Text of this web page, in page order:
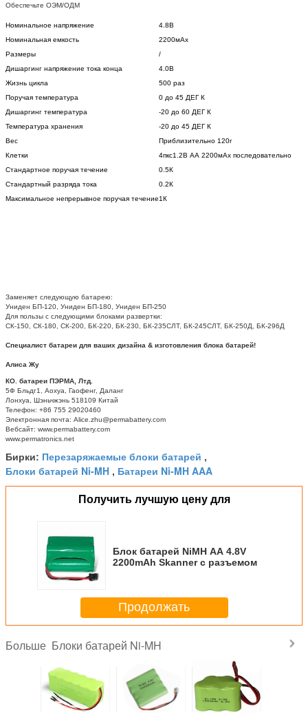
Обеспечьте ОЭМ/ОДМ
Номинальное напряжение
4.8В
Номинальная емкость
2200мАх
Размеры
/
Дишаргинг напряжение тока конца
4.0В
Жизнь цикла
500 раз
Поручая температура
0 до 45 ДЕГ К
Дишаргинг температура
-20 до 60 ДЕГ К
Температура хранения
-20 до 45 ДЕГ К
Вес
Приблизительно 120г
Клетки
4пкс1.2В АА 2200мАх последовательно
Стандартное поручая течение
0.5К
Стандартный разряда тока
0.2К
Максимальное непрерывное поручая течение1К
Заменяет следующую батарею:
Униден БП-120, Униден БП-180, Униден БП-250
Для пользы с следующими блоками развертки:
СК-150, СК-180, СК-200, БК-220, БК-230, БК-235СЛТ, БК-245СЛТ, БК-250Д, БК-296Д
Специалист батареи для ваших дизайна & изготовления блока батарей!
Алиса Жу
КО. батареи ПЭРМА, Лтд.
5Ф Бльдг1, Аохуа, Гаофенг, Даланг
Лонхуа, Шэньчжэнь 518109 Китай
Телефон: +86 755 29020460
Электронная почта: Alice.zhu@permabattery.com
Вебсайт: www.permabattery.com
www.permatronics.net
Бирки: Перезаряжаемые блоки батарей ,
Блоки батарей Ni-MH , Батареи Ni-MH AAA
Получить лучшую цену для
Блок батарей NiMH AA 4.8V
2200mAh Skanner с разъемом
Продолжать
Больше Блоки батарей Ni-MH